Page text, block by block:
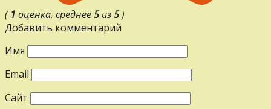
( 1 оценка, среднее5из5)
Добавить комментарий
Имя
Email
Сайт